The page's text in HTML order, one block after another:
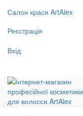
Салон краси ArtAlex
Реєстрація
Вхід